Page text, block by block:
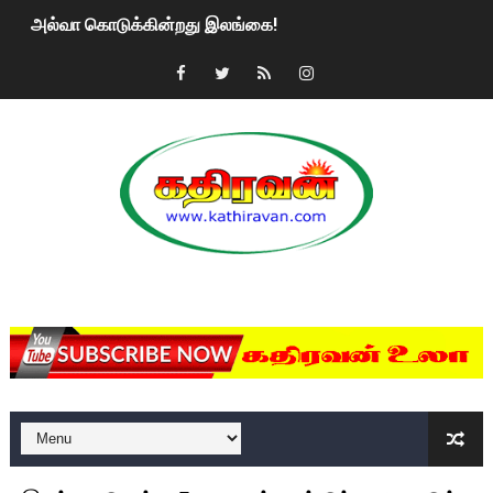
அல்வா கொடுக்கின்றது இலங்கை!
2ஆம் நாள் உக்ரைன் யுத்தம்!! எங்களைத் தனிமையில்
மகிந்த ராஜபக்சே பதவி விலக திட்டம்?
ரவுடி பேபிக்கு நடந்த தரமான சம்பவம்.. ஆபாச வீடியோக்களால்
குண்டை தூக்கிப்போட்ட ஆய்வு…. இந்தியாவின் “கோவிஷீல்டு”
யாழில் தமிழின தலைவர் பிரபாகரனின் பிறந்தநாளை
ஏர்போர்ட்டில் உதைத்த நபர் யார், என்ன நடந்தது?: உண்மையை
சீனா இலங்கையிடம் 8 மில்லியன் அமெரிக்க டொலர் நட்டஈடு